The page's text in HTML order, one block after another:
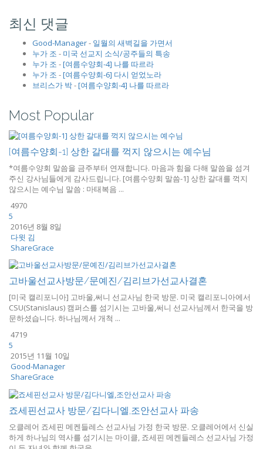
최신 댓글
Good-Manager- 일월의 새벽길을 가면서
누가 조 - 미국 선교지 소식/공주들의 특송
누가 조 -[여름수양회-4] 나를 따르라
누가 조 -[여름수양회-6] 다시 얻었노라
브리스가 박-[여름수양회-4] 나를 따르라
Most Popular
[여름수양회-1] 상한 갈대를 꺽지 않으시는 예수님
*여름수양회 말씀을 금주부터 연재합니다. 마음과 힘을 다해 말씀을 섬겨
주신 강사님들에게 감사드립니다. [여름수양회 말씀-1] 상한 갈대를 꺽지
않으시는 예수님 말씀 : 마태복음 ...
4970
5
2016년 8월 8일
다윗 김
ShareGrace
고바울선교사방문/문예진/김리브가선교사결혼
[미국 캘리포니아] 고바울,써니 선교사님 한국 방문. 미국 캘리포니아에서
CSU(Stanislaus) 캠퍼스를 섬기시는 고바울,써니 선교사님께서 한국을 방
문하셨습니다. 하나님께서 개척 ...
4719
5
2015년 11월 10일
Good-Manager
ShareGrace
죠세핀선교사 방문/김다니엘,조안선교사 파송
오클레어 죠세핀 메켄들레스 선교사님 가정 한국 방문. 오클레어에서 신실
하게 하나님의 역사를 섬기시는 마이클, 죠세핀 메켄들레스 선교사님 가정